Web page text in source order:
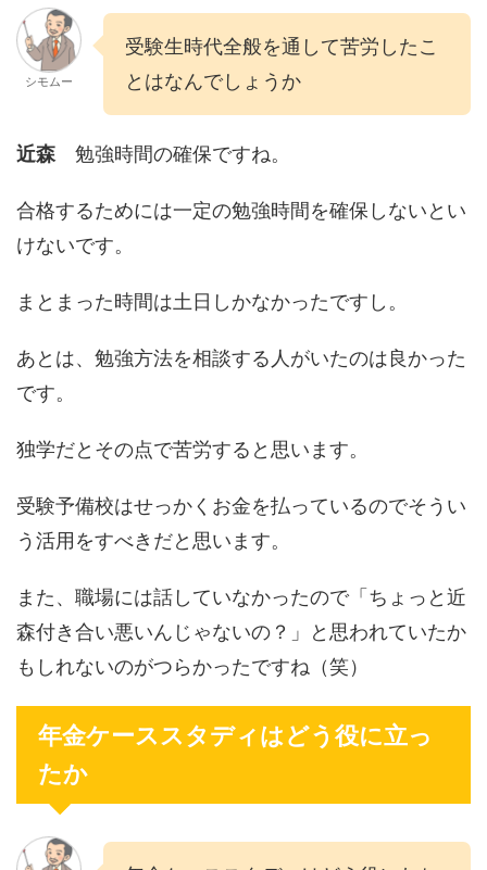
シモムー
受験生時代全般を通して苦労したこ
とはなんでしょうか
近森勉強時間の確保ですね。
合格するためには一定の勉強時間を確保しないとい
けないです。
まとまった時間は土日しかなかったですし。
あとは、勉強方法を相談する人がいたのは良かった
です。
独学だとその点で苦労すると思います。
受験予備校はせっかくお金を払っているのでそうい
う活用をすべきだと思います。
また、職場には話していなかったので「ちょっと近
森付き合い悪いんじゃないの？」と思われていたか
もしれないのがつらかったですね（笑）
年金ケーススタディはどう役に立っ
たか